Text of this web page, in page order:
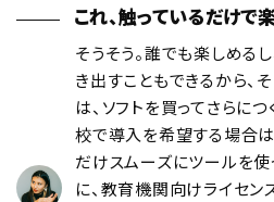
これ、触っているだけで
そうそう。誰でも楽しめる
き出すこともできるから、
は、ソフトを買ってさらに
校で導入を希望する場合
だけスムーズにツールを使
に、教育機関向けライセ